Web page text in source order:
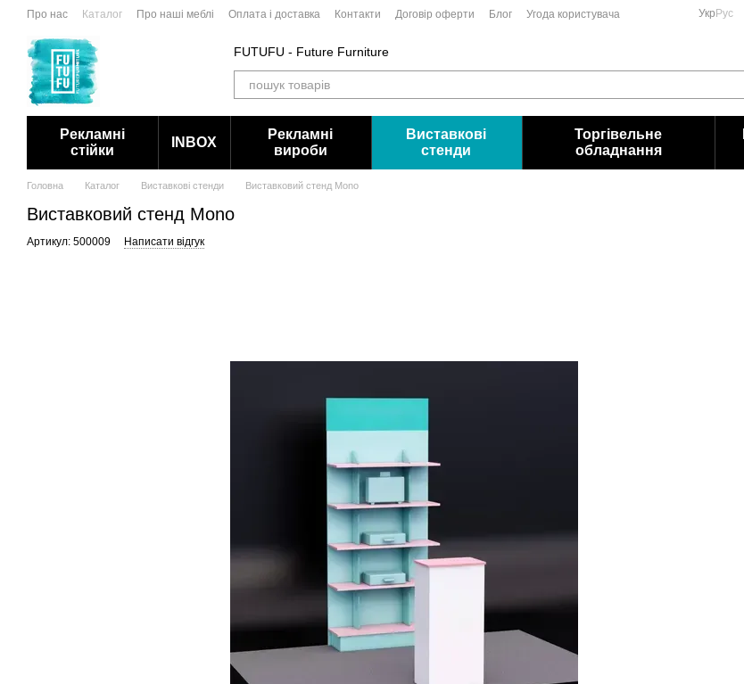
Перейти до основного контенту
Про нас Каталог Про наші меблі Оплата і доставка Контакти Договір оферти Блог Угода користувача Укр Рус
FUTUFU - Future Furniture
Рекламні
стійки
INBOX
Рекламні
вироби
Виставкові
стенди
Торгівельне
обладнання
Головна Каталог Виставкові стенди Виставковий стенд Mono
Виставковий стенд Mono
Артикул: 500009 Написати відгук